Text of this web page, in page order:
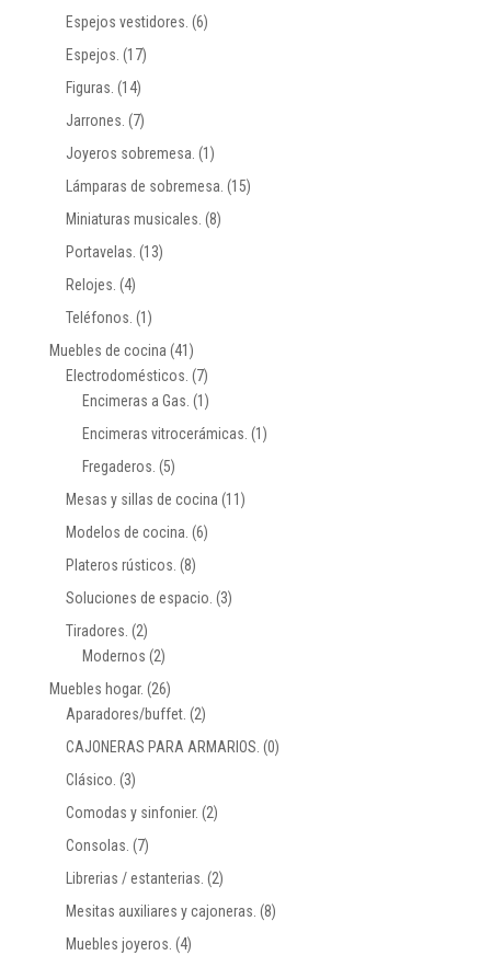
Espejos vestidores. (6)
Espejos. (17)
Figuras. (14)
Jarrones. (7)
Joyeros sobremesa. (1)
Lámparas de sobremesa. (15)
Miniaturas musicales. (8)
Portavelas. (13)
Relojes. (4)
Teléfonos. (1)
Muebles de cocina (41)
Electrodomésticos. (7)
Encimeras a Gas. (1)
Encimeras vitrocerámicas. (1)
Fregaderos. (5)
Mesas y sillas de cocina (11)
Modelos de cocina. (6)
Plateros rústicos. (8)
Soluciones de espacio. (3)
Tiradores. (2)
Modernos (2)
Muebles hogar. (26)
Aparadores/buffet. (2)
CAJONERAS PARA ARMARIOS. (0)
Clásico. (3)
Comodas y sinfonier. (2)
Consolas. (7)
Librerias / estanterias. (2)
Mesitas auxiliares y cajoneras. (8)
Muebles joyeros. (4)